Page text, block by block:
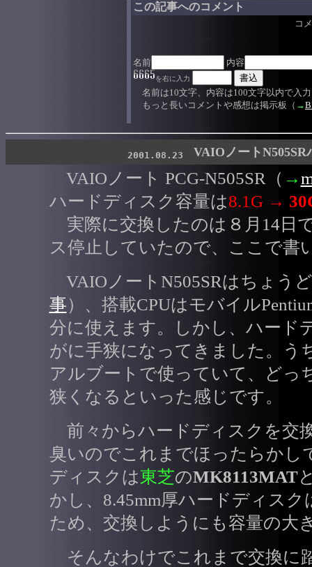
この記事へのコメント
コ
名前 内容
を右に入力
名前は10文字、内容は100文字以内で入
もっと長いコメントや感想は掲示板（ →
2001.08.23 VAIOノート
VAIOノート PCG-N505SR（ →
ハードディスク容量は8.1G →
実際に交換したのは８月14日
ス停止していたので、ここで書
VAIOノートN505SRはちょう
事）、搭載CPUはモバイル
分に使えます。しかし、ハード
がに手狭になってきました。う
アルブートで使っていて、どっ
狭くなるといった感じです。
前々からハードディスクを交
臭いのでこれまでほったらかし
ディスクは東芝のMK8113MAT
かし、8.45mm厚ハードディス
ため、交換しようにも容量の大
そんなわけでこれまで交換に